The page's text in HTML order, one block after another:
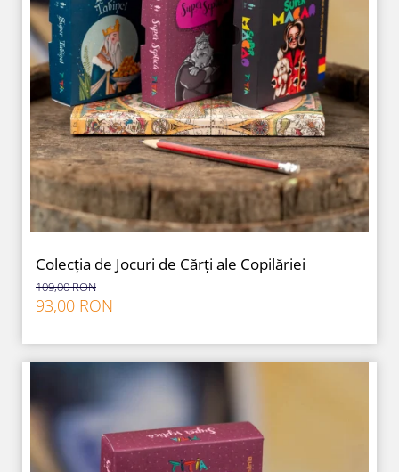
Colecția de Jocuri de Cărți ale Copilăriei
109,00 RON
93,00 RON